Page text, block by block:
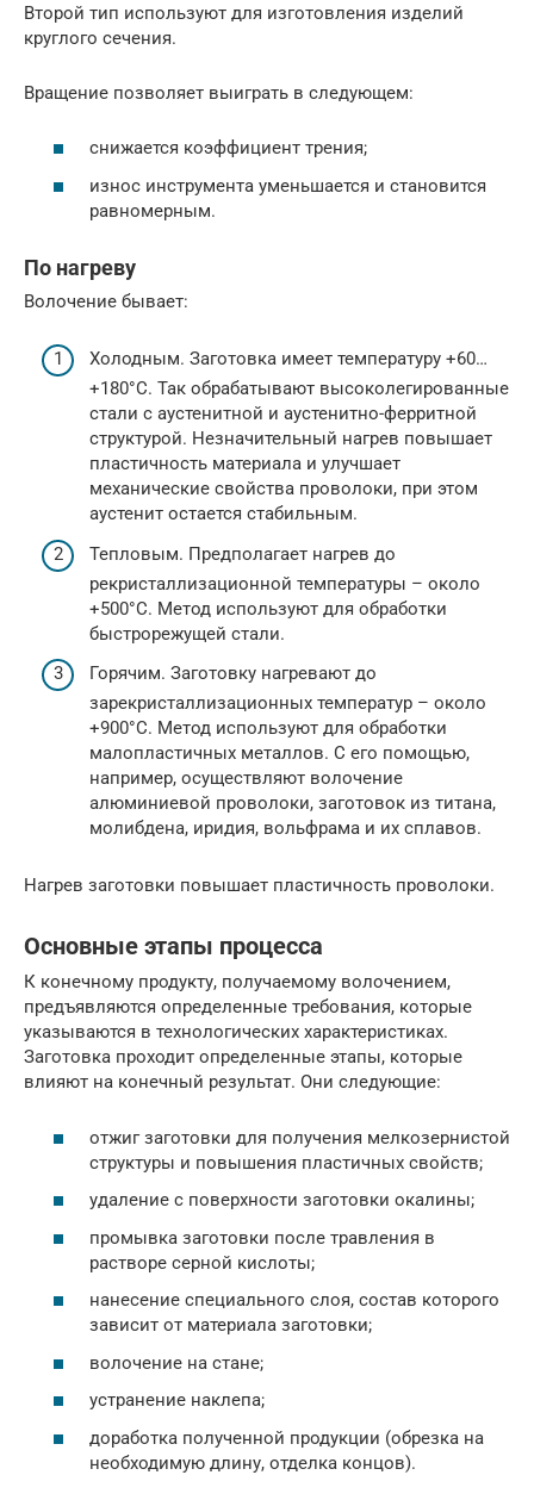
Второй тип используют для изготовления изделий
круглого сечения.
Вращение позволяет выиграть в следующем:
снижается коэффициент трения;
износ инструмента уменьшается и становится
равномерным.
По нагреву
Волочение бывает:
Холодным. Заготовка имеет температуру +60…
+180°С. Так обрабатывают высоколегированные
стали с аустенитной и аустенитно-ферритной
структурой. Незначительный нагрев повышает
пластичность материала и улучшает
механические свойства проволоки, при этом
аустенит остается стабильным.
Тепловым. Предполагает нагрев до
рекристаллизационной температуры – около
+500°С. Метод используют для обработки
быстрорежущей стали.
Горячим. Заготовку нагревают до
зарекристаллизационных температур – около
+900°С. Метод используют для обработки
малопластичных металлов. С его помощью,
например, осуществляют волочение
алюминиевой проволоки, заготовок из титана,
молибдена, иридия, вольфрама и их сплавов.
Нагрев заготовки повышает пластичность проволоки.
Основные этапы процесса
К конечному продукту, получаемому волочением,
предъявляются определенные требования, которые
указываются в технологических характеристиках.
Заготовка проходит определенные этапы, которые
влияют на конечный результат. Они следующие:
отжиг заготовки для получения мелкозернистой
структуры и повышения пластичных свойств;
удаление с поверхности заготовки окалины;
промывка заготовки после травления в
растворе серной кислоты;
нанесение специального слоя, состав которого
зависит от материала заготовки;
волочение на стане;
устранение наклепа;
доработка полученной продукции (обрезка на
необходимую длину, отделка концов).